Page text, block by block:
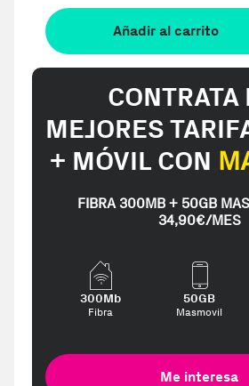
Añadir al carrito
CONTRATA
MEJORES
+ MÓVIL CON
FIBRA 300MB + 50GB
34,90€/MES
300Mb
Fibra
50GB
Masmovil
Me interesa